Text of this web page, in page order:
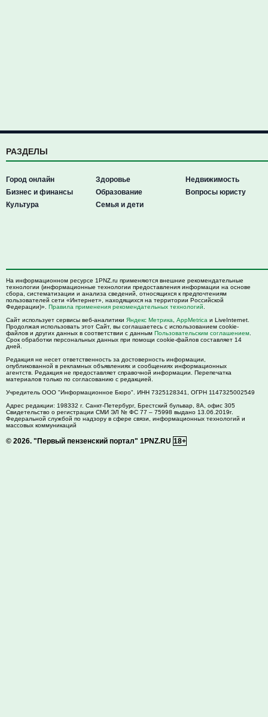
РАЗДЕЛЫ
Город онлайн
Бизнес и финансы
Культура
Здоровье
Образование
Семья и дети
Недвижимость
Вопросы юристу
На информационном ресурсе 1PNZ.ru применяются внешние рекомендательные
технологии (информационные технологии предоставления информации на основе
сбора, систематизации и анализа сведений, относящихся к предпочтениям
пользователей сети «Интернет», находящихся на территории Российской
Федерации)». Правила применения рекомендательных технологий
Сайт использует сервисы веб-аналитики Яндекс Метрика AppMetrica и LiveInternet.
Продолжая использовать этот Сайт, вы соглашаетесь с использованием cookie-
файлов и других данных в соответствии с данным Пользовательским соглашением
Срок обработки персональных данных при помощи cookie-файлов составляет 14
дней.
Редакция не несет ответственность за достоверность информации,
опубликованной в рекламных объявлениях и сообщениях информационных
агентств. Редакция не предоставляет справочной информации. Перепечатка
материалов только по согласованию с редакцией.
Учредитель ООО "Информационное Бюро". ИНН 7325128341, ОГРН 1147325002549
Адрес редакции: 198332 г. Санкт-Петербург, Брестский бульвар, 8А, офис 305
Свидетельство о регистрации СМИ ЭЛ № ФС 77 – 75998 выдано 13.06.2019г.
Федеральной службой по надзору в сфере связи, информационных технологий и
массовых коммуникаций
© 2026. "Первый пензенский портал" 1PNZ.RU 18+